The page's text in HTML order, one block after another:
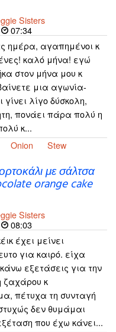
Sisters
07:34
ημέρα, αγαπημένοι κ
καλό μήνα! εγώ
στον μήνα μου κ
μια αγωνία-
λίγο δύσκολη,
πονάει πάρα πολύ η
κ...
Onion Stew
με σάλτσα
orange cake
Sisters
08:03
έχει μείνει
για καιρό. είχα
εξετάσεις για την
ζαχάρου κ
πέτυχα τη συνταγή
δεν θυμάμαι
που έχω κάνει...